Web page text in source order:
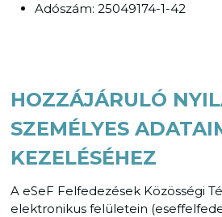
Adószám: 25049174-1-42
HOZZÁJÁRULÓ
SZEMÉLYES
KEZELÉSÉHEZ
A eSeF Felfedezések Közösségi
elektronikus felületein